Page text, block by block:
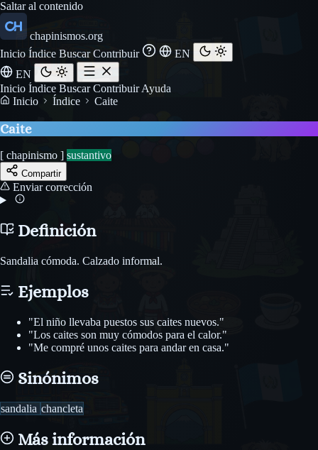
Saltar al contenido
chapinismos.org
Inicio Índice BuscarContribuir
EN
EN
Inicio Índice BuscarContribuirAyuda
Inicio
Índice Caite
Caite
[ chapinismo ] sustantivo
Compartir
Enviar corrección
Definición
Sandalia cómoda. Calzado informal.
Ejemplos
"El niño llevaba puestos sus caites nuevos."
"Los caites son muy cómodos para el calor."
"Me compré unos caites para andar en casa."
Sinónimos
sandalia chancleta
Más información